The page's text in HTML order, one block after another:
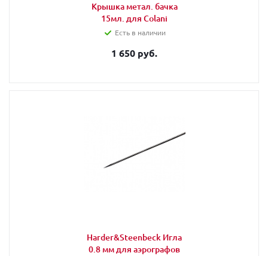
Крышка метал. бачка
15мл. для Colani
Есть в наличии
1 650 руб.
Harder&Steenbeck Игла
0.8 мм для аэрографов